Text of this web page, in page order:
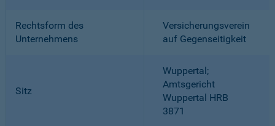
Rechtsform des
Unternehmens
Versicherungsverein
auf Gegenseitigkeit
Sitz
Wuppertal;
Amtsgericht
Wuppertal HRB
3871